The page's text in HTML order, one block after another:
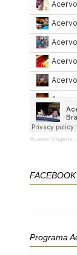
Acervo Origens ·
FACEBOOK
Programa